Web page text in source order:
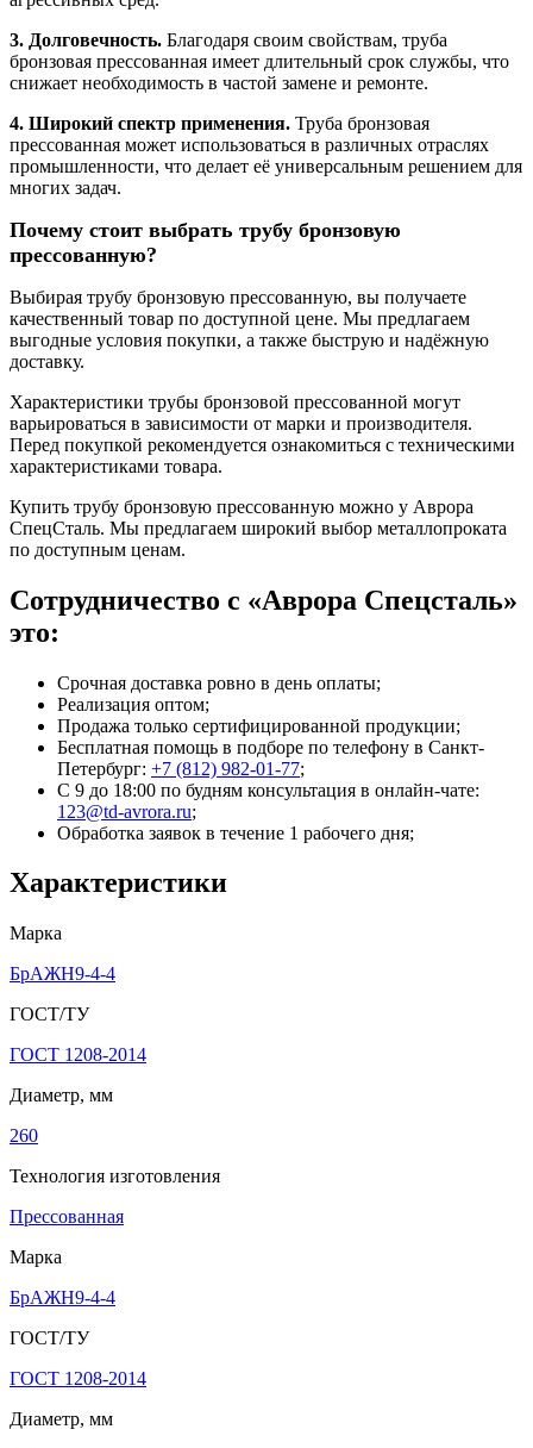
3. Долговечность. Благодаря своим свойствам, труба
бронзовая прессованная имеет длительный срок службы, что
снижает необходимость в частой замене и ремонте.
4. Широкий спектр применения. Труба бронзовая
прессованная может использоваться в различных отраслях
промышленности, что делает её универсальным решением для
многих задач.
Почему стоит выбрать трубу бронзовую
прессованную?
Выбирая трубу бронзовую прессованную, вы получаете
качественный товар по доступной цене. Мы предлагаем
выгодные условия покупки, а также быструю и надёжную
доставку.
Характеристики трубы бронзовой прессованной могут
варьироваться в зависимости от марки и производителя.
Перед покупкой рекомендуется ознакомиться с техническими
характеристиками товара.
Купить трубу бронзовую прессованную можно у Аврора
СпецСталь. Мы предлагаем широкий выбор металлопроката
по доступным ценам.
Сотрудничество с «Аврора Спецсталь»
это:
Срочная доставка ровно в день оплаты;
Реализация оптом;
Продажа только сертифицированной продукции;
Бесплатная помощь в подборе по телефону в Санкт-
Петербург: +7 (812) 982-01-77;
С 9 до 18:00 по будням консультация в онлайн-чате:
123@td-avrora.ru;
Обработка заявок в течение 1 рабочего дня;
Характеристики
Марка
БрАЖН9-4-4
ГОСТ/ТУ
ГОСТ 1208-2014
Диаметр, мм
260
Технология изготовления
Прессованная
Марка
БрАЖН9-4-4
ГОСТ/ТУ
ГОСТ 1208-2014
Диаметр, мм